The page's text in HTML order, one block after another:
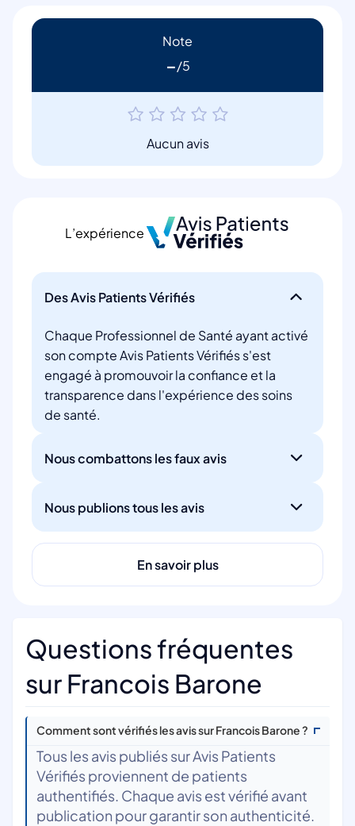
Note
-
Aucun avis
L’expérience
Des Avis Patients Vérifiés
Chaque Professionnel de Santé ayant activé
son compte Avis Patients Vérifiés s'est
engagé à promouvoir la confiance et la
transparence dans l'expérience des soins
de santé.
Nous combattons les faux avis
Nous publions tous les avis
En savoir plus
Questions fréquentes
sur Francois Barone
Comment sont vérifiés les avis sur Francois Barone ?
Tous les avis publiés sur Avis Patients
Vérifiés proviennent de patients
authentifiés. Chaque avis est vérifié avant
publication pour garantir son authenticité.